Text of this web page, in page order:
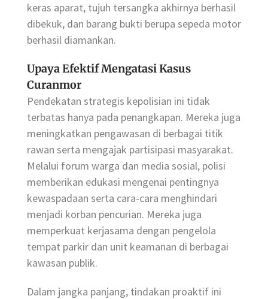
keras aparat, tujuh tersangka akhirnya berhasil
dibekuk, dan barang bukti berupa sepeda motor
berhasil diamankan.
Upaya Efektif Mengatasi Kasus
Curanmor
Pendekatan strategis kepolisian ini tidak
terbatas hanya pada penangkapan. Mereka juga
meningkatkan pengawasan di berbagai titik
rawan serta mengajak partisipasi masyarakat.
Melalui forum warga dan media sosial, polisi
memberikan edukasi mengenai pentingnya
kewaspadaan serta cara-cara menghindari
menjadi korban pencurian. Mereka juga
memperkuat kerjasama dengan pengelola
tempat parkir dan unit keamanan di berbagai
kawasan publik.
Dalam jangka panjang, tindakan proaktif ini